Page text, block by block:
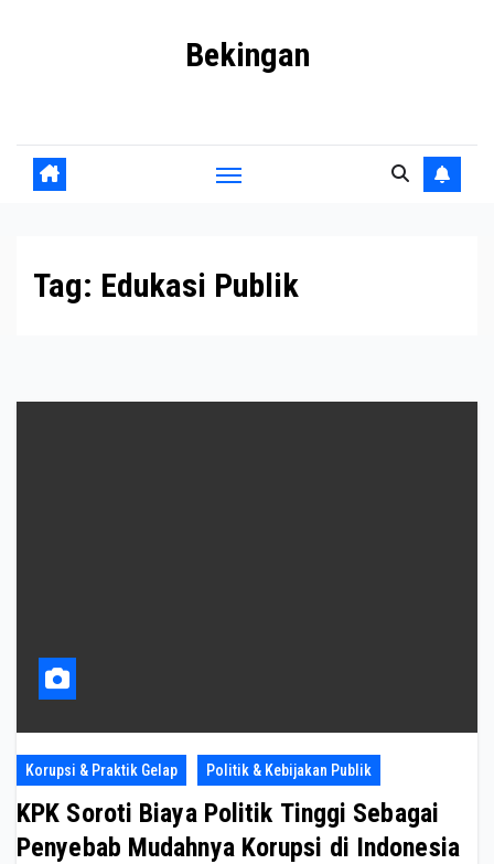
Bekingan
Tag: Edukasi Publik
Korupsi & Praktik Gelap Politik & Kebijakan Publik
KPK Soroti Biaya Politik Tinggi Sebagai
Penyebab Mudahnya Korupsi di Indonesia